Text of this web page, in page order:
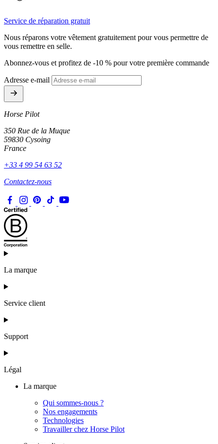
Service de réparation gratuit
Nous réparons votre vêtement gratuitement pour vous permettre de
vous remettre en selle.
Abonnez-vous et profitez de -10 % pour votre première commande
Adresse e-mail
Horse Pilot
350 Rue de la Muque
59830 Cysoing
France
+33 4 99 54 63 52
Contactez-nous
La marque
Service client
Support
Légal
La marque
Qui sommes-nous ?
Nos engagements
Technologies
Travailler chez Horse Pilot